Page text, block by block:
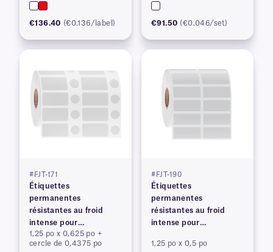
€136.40 (€0.136/label) €91.50 (€0.046/set)
#FJT-171
Étiquettes
permanentes
résistantes au froid
intense pour
imprimantes à transfert
thermique
1,25 po x 0,625 po +
cercle de 0,4375 po
#FJT-190
Étiquettes
permanentes
résistantes au froid
intense pour
thermique
1,25 po x 0,5 po